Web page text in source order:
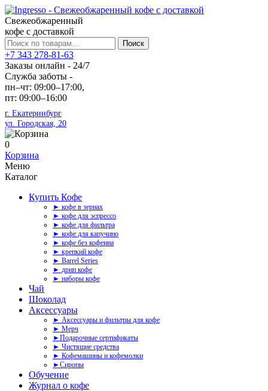
Свежеобжаренный
кофе с доставкой
Искать:
Поиск
+7 343 278-81-63
Заказы онлайн - 24/7
Служба заботы -
пн–чт: 09:00–17:00,
пт: 09:00–16:00
г. Екатеринбург
ул. Городская, 20
0
Корзина
Меню
Каталог
Купить Кофе
► кофе в зернах
► кофе для эспрессо
► кофе для фильтра
► кофе для капучино
► кофе без кофеина
► крепкий кофе
► Barrel Series
► дрип кофе
► наборы кофе
Чай
Шоколад
Аксессуары
► Аксессуары и фильтры для кофе
► Мерч
►Подарочные сертификаты
► Чистящие средства
► Кофемашины и кофемолки
►Сиропы
Обучение
Журнал о кофе